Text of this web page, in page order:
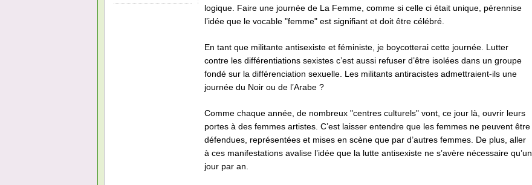
logique. Faire une journée de La Femme, comme si celle ci était unique, pérennise
l’idée que le vocable "femme" est signifiant et doit être célébré.
En tant que militante antisexiste et féministe, je boycotterai cette journée. Lutter
contre les différentiations sexistes c’est aussi refuser d’être isolées dans un groupe
fondé sur la différenciation sexuelle. Les militants antiracistes admettraient-ils une
journée du Noir ou de l’Arabe ?
Comme chaque année, de nombreux "centres culturels" vont, ce jour là, ouvrir leurs
portes à des femmes artistes. C’est laisser entendre que les femmes ne peuvent être
défendues, représentées et mises en scène que par d’autres femmes. De plus, aller
à ces manifestations avalise l’idée que la lutte antisexiste ne s’avère nécessaire qu’un
jour par an.